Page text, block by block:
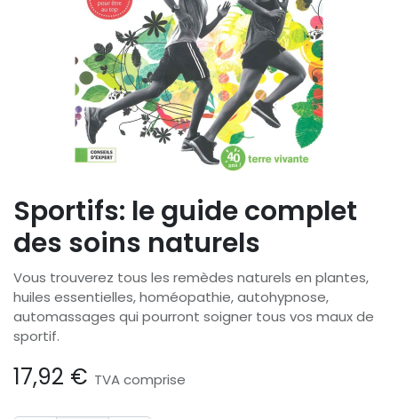
Sportifs: le guide complet
des soins naturels
Vous trouverez tous les remèdes naturels en plantes,
huiles essentielles, homéopathie, autohypnose,
automassages qui pourront soigner tous vos maux de
sportif.
17,92 € TVA comprise